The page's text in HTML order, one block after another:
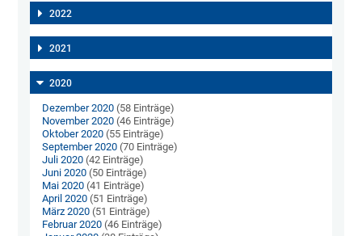
2022
2021
2020
Dezember 2020 (58 Einträge)
November 2020 (46 Einträge)
Oktober 2020 (55 Einträge)
September 2020 (70 Einträge)
Juli 2020 (42 Einträge)
Juni 2020 (50 Einträge)
Mai 2020 (41 Einträge)
April 2020 (51 Einträge)
März 2020 (51 Einträge)
Februar 2020 (46 Einträge)